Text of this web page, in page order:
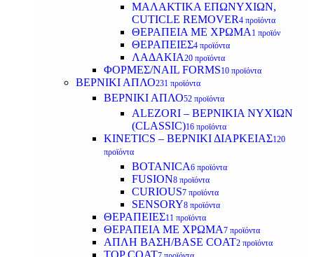
ΜΑΛΑΚΤΙΚΑ ΕΠΩΝΥΧΙΩΝ,
CUTICLE REMOVER4 προϊόντα
ΘΕΡΑΠΕΙΑ ΜΕ ΧΡΩΜΑ 1 προϊόν
ΘΕΡΑΠΕΙΕΣ4 προϊόντα
ΛΑΔΑΚΙΑ20 προϊόντα
ΦΟΡΜΕΣ/NAIL FORMS10 προϊόντα
ΒΕΡΝΙΚΙ ΑΠΛΟ231 προϊόντα
ΒΕΡΝΙΚΙ ΑΠΛΟ52 προϊόντα
ALEZORI – ΒΕΡΝΙΚΙΑ ΝΥΧΙΩΝ
(CLASSIC)16 προϊόντα
KINETICS – ΒΕΡΝΙΚΙ ΔΙΑΡΚΕΙΑΣ120
προϊόντα
BOTANICA6 προϊόντα
FUSION8 προϊόντα
CURIOUS7 προϊόντα
SENSORY8 προϊόντα
ΘΕΡΑΠΕΙΕΣ11 προϊόντα
ΘΕΡΑΠΕΙΑ ΜΕ ΧΡΩΜΑ7 προϊόντα
ΑΠΛΗ ΒΑΣΗ/BASE COAT2 προϊόντα
TOP COAT